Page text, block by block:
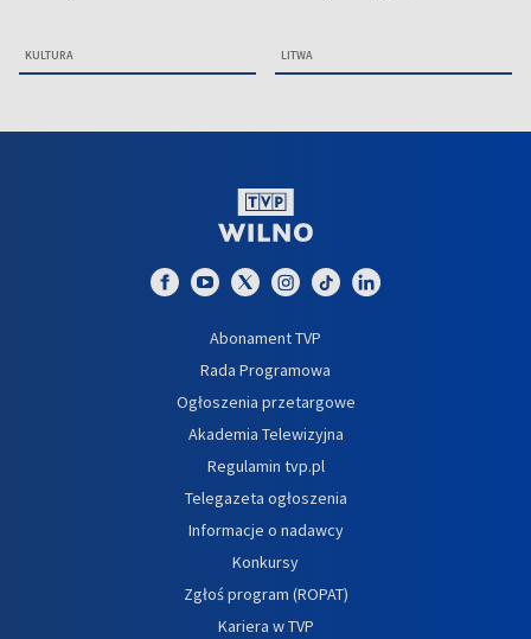
KULTURA LITWA
Abonament TVP
Rada Programowa
Ogłoszenia przetargowe
Akademia Telewizyjna
Regulamin tvp.pl
Telegazeta ogłoszenia
Informacje o nadawcy
Konkursy
Zgłoś program (ROPAT)
Kariera w TVP